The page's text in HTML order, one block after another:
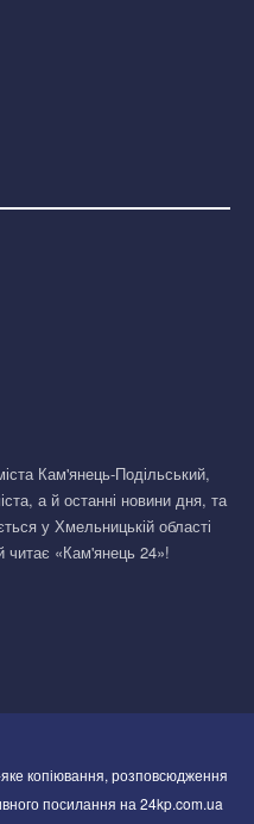
Кам'янець-Подільський,
а й останні новини дня, та
у Хмельницькій області
читає «Кам'янець 24»!
копіювання, розповсюдження
посилання на 24kp.com.ua